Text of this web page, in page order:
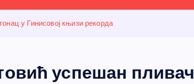
у Гинисовој књизи рекорда
успешан пливач